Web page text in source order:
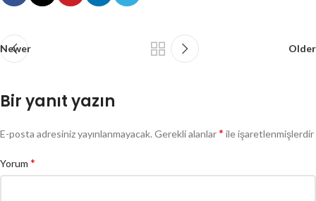
Newer Older
Bir yanıt yazın
E-posta adresiniz yayınlanmayacak. Gerekli alanlar* ile işaretlenmişlerdir
Yorum *